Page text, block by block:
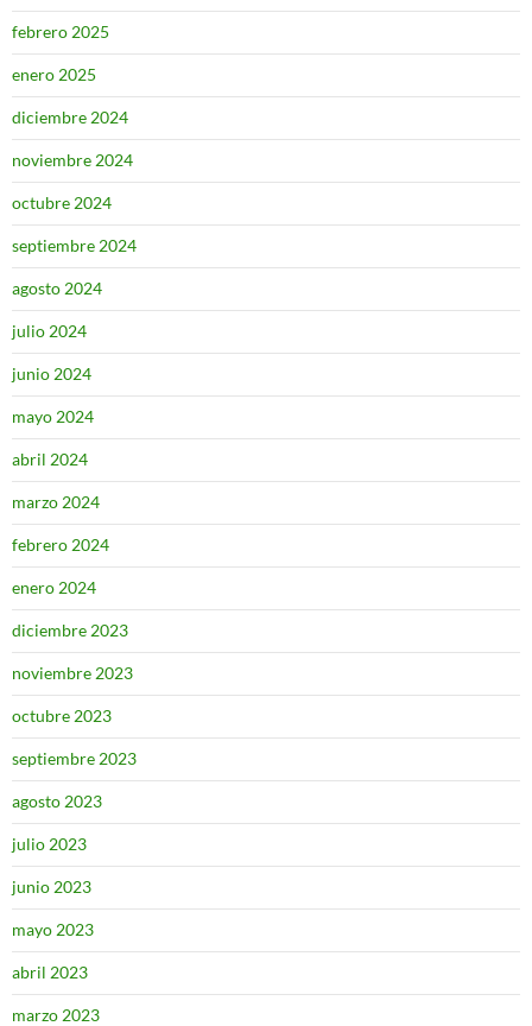
febrero 2025
enero 2025
diciembre 2024
noviembre 2024
octubre 2024
septiembre 2024
agosto 2024
julio 2024
junio 2024
mayo 2024
abril 2024
marzo 2024
febrero 2024
enero 2024
diciembre 2023
noviembre 2023
octubre 2023
septiembre 2023
agosto 2023
julio 2023
junio 2023
mayo 2023
abril 2023
marzo 2023